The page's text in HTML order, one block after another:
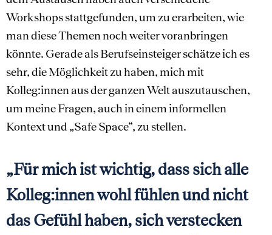
Workshops stattgefunden, um zu erarbeiten, wie
man diese Themen noch weiter voranbringen
könnte. Gerade als Berufseinsteiger schätze ich es
sehr, die Möglichkeit zu haben, mich mit
Kolleg:innen aus der ganzen Welt auszutauschen,
um meine Fragen, auch in einem informellen
Kontext und „Safe Space“, zu stellen.
„Für mich ist wichtig, dass sich alle
Kolleg:innen wohl fühlen und nicht
das Gefühl haben, sich verstecken